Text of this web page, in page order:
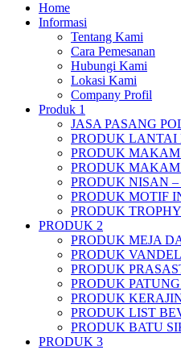
Home
Informasi
Tentang Kami
Cara Pemesanan
Hubungi Kami
Lokasi Kami
Company Profil
Produk 1
JASA PASANG
PRODUK
PRODUK
PRODUK
PRODUK NISAN
PRODUK MOTIF
PRODUK
PRODUK 2
PRODUK MEJA
PRODUK
PRODUK
PRODUK
PRODUK
PRODUK LIST
PRODUK BATU
PRODUK 3